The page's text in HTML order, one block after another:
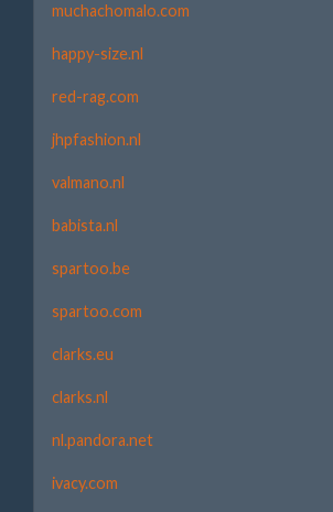
muchachomalo.com
happy-size.nl
red-rag.com
jhpfashion.nl
valmano.nl
babista.nl
spartoo.be
spartoo.com
clarks.eu
clarks.nl
nl.pandora.net
ivacy.com